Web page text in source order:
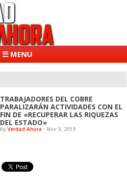
☰ MENU
TRABAJADORES DEL COBRE
PARALIZARÁN ACTIVIDADES CON EL
FIN DE «RECUPERAR LAS RIQUEZAS
DEL ESTADO»
byVerdad Ahora - Nov 9, 2019